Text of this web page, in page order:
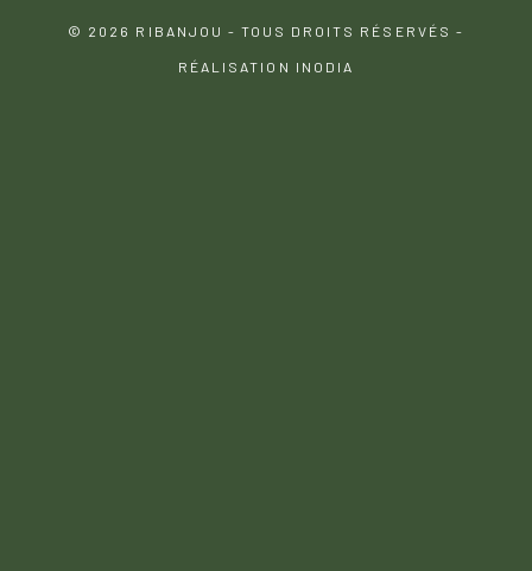
© 2026 RIBANJOU - TOUS DROITS RÉSERVÉS -
RÉALISATION INODIA